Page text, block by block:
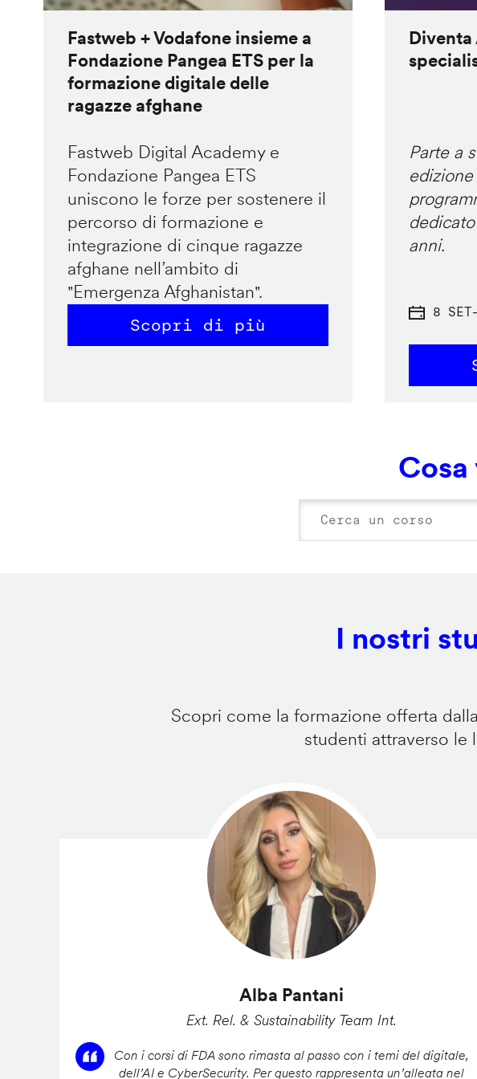
Fastweb + Vodafone insieme a
Fondazione Pangea ETS per la
formazione digitale delle
ragazze afghane
Fastweb Digital Academy e
Fondazione Pangea ETS
uniscono le forze per sostenere il
percorso di formazione e
integrazione di cinque ragazze
afghane nell’ambito di
"Emergenza Afghanistan".
Scopri di più
Parte a
edizione
anni.
8 SET-
I nostri
Scopri come la formazione offerta
studenti attraverso le
Alba Pantani
Ext. Rel. & Sustainability Team Int.
Con i corsi di FDA sono rimasta al passo con i temi del digitale,
dell’AI e CyberSecurity. Per questo rappresenta un’alleata nel